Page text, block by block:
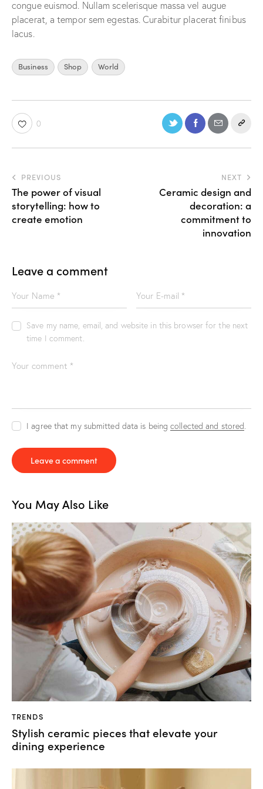
congue euismod. Nullam scelerisque massa vel augue
placerat, a tempor sem egestas. Curabitur placerat finibus
lacus.
Business Shop World
0
PREVIOUS
The power of visual
storytelling: how to
create emotion
NEXT
Ceramic design and
decoration: a
commitment to
innovation
Leave a comment
Save my name, email, and website in this browser for the next
time I comment.
I agree that my submitted data is beingcollected and stored
You May Also Like
TRENDS
Stylish ceramic pieces that elevate your
dining experience